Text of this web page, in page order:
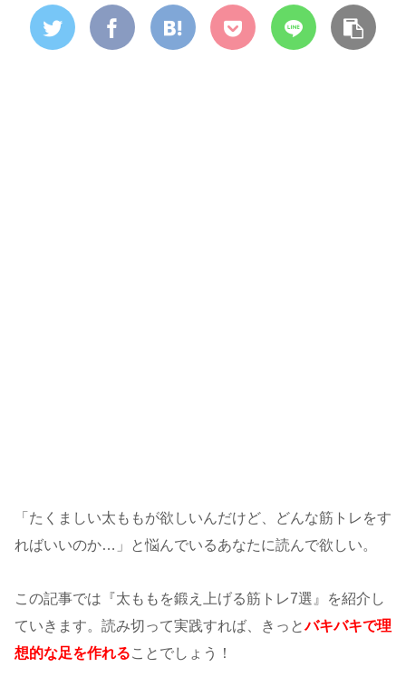
「たくましい太ももが欲しいんだけど、どんな筋トレをす
ればいいのか…」と悩んでいるあなたに読んで欲しい。
この記事では『太ももを鍛え上げる筋トレ7選』を紹介し
ていきます。読み切って実践すれば、きっとバキバキで理
想的な足を作れることでしょう！